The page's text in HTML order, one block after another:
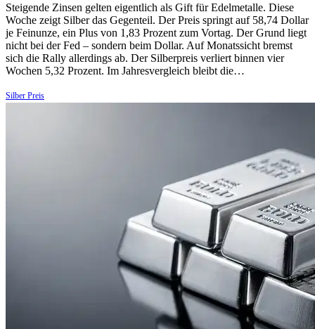
Steigende Zinsen gelten eigentlich als Gift für Edelmetalle. Diese
Woche zeigt Silber das Gegenteil. Der Preis springt auf 58,74 Dollar
je Feinunze, ein Plus von 1,83 Prozent zum Vortag. Der Grund liegt
nicht bei der Fed – sondern beim Dollar. Auf Monatssicht bremst
sich die Rally allerdings ab. Der Silberpreis verliert binnen vier
Wochen 5,32 Prozent. Im Jahresvergleich bleibt die…
Silber Preis